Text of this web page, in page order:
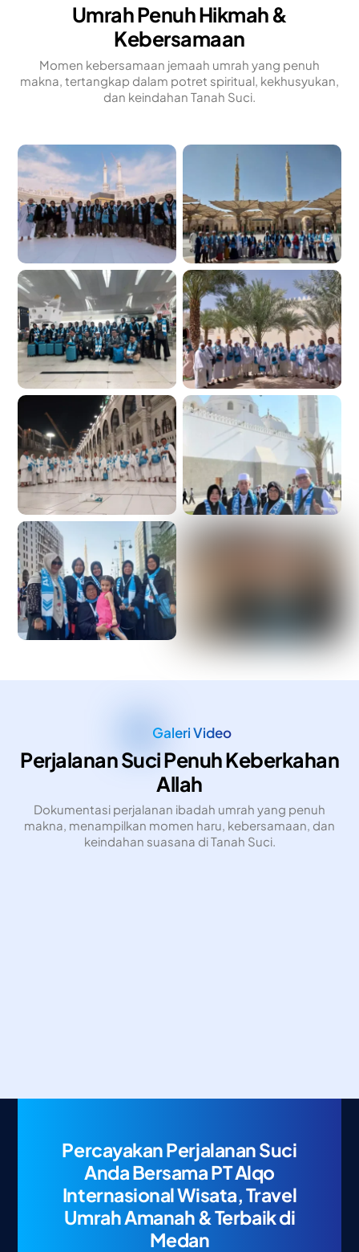
Umrah Penuh Hikmah &
Kebersamaan
Momen kebersamaan jemaah umrah yang penuh
makna, tertangkap dalam potret spiritual, kekhusyukan,
dan keindahan Tanah Suci.
Galeri Video
Perjalanan Suci Penuh Keberkahan
Allah
Dokumentasi perjalanan ibadah umrah yang penuh
makna, menampilkan momen haru, kebersamaan, dan
keindahan suasana di Tanah Suci.
Percayakan Perjalanan Suci
Anda Bersama PT Alqo
Internasional Wisata, Travel
Umrah Amanah & Terbaik di
Medan